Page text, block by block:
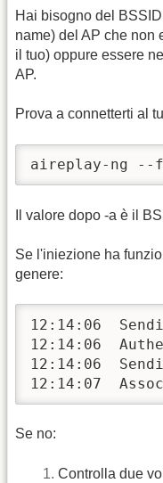
Hai bisogno del
name) del AP che non
il tuo) oppure essere
AP.
Prova a connetterti al
aireplay-ng --
Il valore dopo -a è il
Se l'iniezione ha
genere:
12:14:06
12:14:06
12:14:06
12:14:07
Se no:
Controlla due